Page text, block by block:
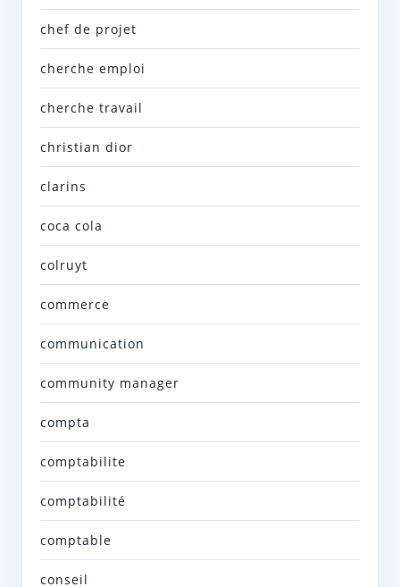
chef de projet
cherche emploi
cherche travail
christian dior
clarins
coca cola
colruyt
commerce
communication
community manager
compta
comptabilite
comptabilité
comptable
conseil